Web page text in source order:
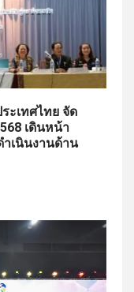
ะเทศไทย จัด
เดินหน้า
เนินงานด้าน